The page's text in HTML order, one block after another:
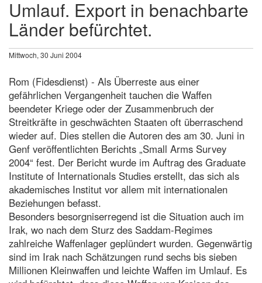
Umlauf. Export in benachbarte
Länder befürchtet.
Mittwoch, 30 Juni 2004
Rom (Fidesdienst) - Als Überreste aus einer
gefährlichen Vergangenheit tauchen die Waffen
beendeter Kriege oder der Zusammenbruch der
Streitkräfte in geschwächten Staaten oft überraschend
wieder auf. Dies stellen die Autoren des am 30. Juni in
Genf veröffentlichten Berichts „Small Arms Survey
2004“ fest. Der Bericht wurde im Auftrag des Graduate
Institute of Internationals Studies erstellt, das sich als
akademisches Institut vor allem mit internationalen
Beziehungen befasst.
Besonders besorgniserregend ist die Situation auch im
Irak, wo nach dem Sturz des Saddam-Regimes
zahlreiche Waffenlager geplündert wurden. Gegenwärtig
sind im Irak nach Schätzungen rund sechs bis sieben
Millionen Kleinwaffen und leichte Waffen im Umlauf. Es